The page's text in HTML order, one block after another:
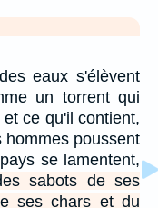
eaux s'élèvent
un torrent qui
ce qu'il contient,
hommes poussent
se lamentent,
sabots de ses
ses chars et du